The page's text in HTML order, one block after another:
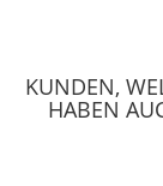
KUNDEN,
HABEN